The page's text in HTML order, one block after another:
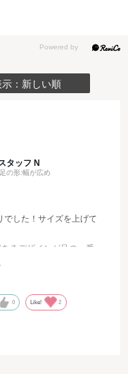
示：新しい順
タッフ N
足の形:幅が広め
でした！サイズを上げて
るデザインが足の一番
よいフィット感なの
0 Like! 2